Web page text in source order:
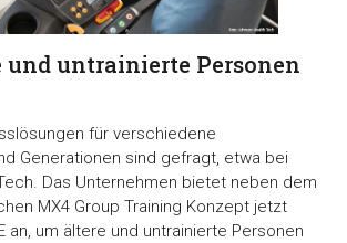
und untrainierte Personen
für verschiedene
Generationen sind gefragt, etwa bei
Das Unternehmen bietet neben dem
MX4 Group Training Konzept jetzt
an, um ältere und untrainierte Personen